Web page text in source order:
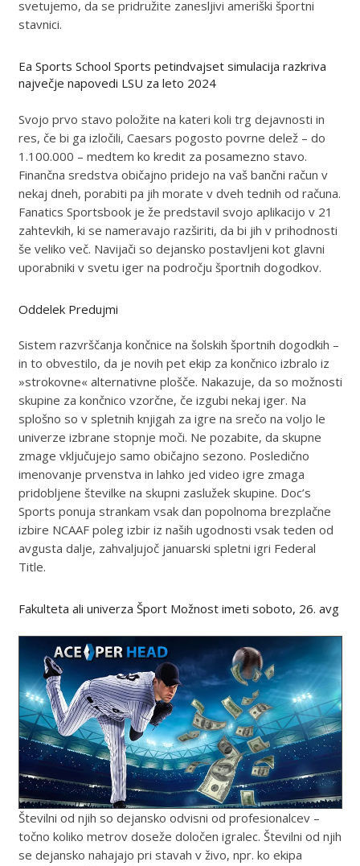
svetujemo, da se pridružite zanesljivi ameriški športni
stavnici.
Ea Sports School Sports petindvajset simulacija razkriva
največje napovedi LSU za leto 2024
Svojo prvo stavo položite na kateri koli trg dejavnosti in
res, če bi ga izločili, Caesars pogosto povrne delež – do
1.100.000 – medtem ko kredit za posamezno stavo.
Finančna sredstva običajno pridejo na vaš bančni račun v
nekaj dneh, porabiti pa jih morate v dveh tednih od računa.
Fanatics Sportsbook je že predstavil svojo aplikacijo v 21
zahtevkih, ki se nameravajo razširiti, da bi jih v prihodnosti
še veliko več. Navijači so dejansko postavljeni kot glavni
uporabniki v svetu iger na področju športnih dogodkov.
Oddelek Predujmi
Sistem razvrščanja končnice na šolskih športnih dogodkih –
in to obvestilo, da je novih pet ekip za končnico izbralo iz
»strokovne« alternativne plošče. Nakazuje, da so možnosti
skupine za končnico vzorčne, če izgubi nekaj iger. Na
splošno so v spletnih knjigah za igre na srečo na voljo le
univerze izbrane stopnje moči. Ne pozabite, da skupne
zmage vključujejo samo običajno sezono. Posledično
imenovanje prvenstva in lahko jed video igre zmaga
pridobljene številke na skupni zaslužek skupine. Doc’s
Sports ponuja strankam vsak dan popolnoma brezplačne
izbire NCAAF poleg izbir iz naših ugodnosti vsak teden od
avgusta dalje, zahvaljujoč januarski spletni igri Federal
Title.
Fakulteta ali univerza Šport Možnost imeti soboto, 26. avg
Številni od njih so dejansko odvisni od profesionalcev –
točno koliko metrov doseže določen igralec. Številni od njih
se dejansko nahajajo pri stavah v živo, npr. ko ekipa